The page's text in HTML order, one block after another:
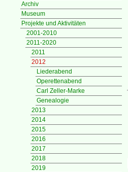
Archiv
Museum
Projekte und Aktivitäten
2001-2010
2011-2020
2011
2012
Liederabend
Operettenabend
Carl Zeller-Marke
Genealogie
2013
2014
2015
2016
2017
2018
2019